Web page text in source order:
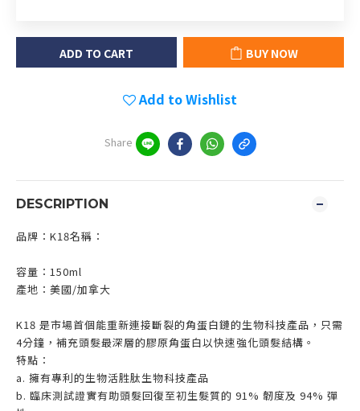
ADD TO CART BUY NOW
Add to Wishlist
Share
DESCRIPTION
品牌：K18名稱：
容量：150ml
產地：美國/加拿大
K18 是市場首個能重新連接斷裂的角蛋白鏈的生物科技產品，只需
4分鐘，補充頭髮最深層的膠原角蛋白以快速強化頭髮結構。
特點：
a. 擁有專利的生物活胜肽生物科技產品
b. 臨床測試證實有助頭髮回復至初生髮質的 91% 韌度及 94% 彈